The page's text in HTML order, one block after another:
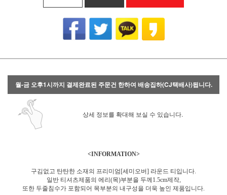
월-금 오후1시까지 결제완료된 주문건 한하여 배송집하(CJ택배사)됩니다.
상세 정보를 확대해 보실 수 있습니다.
<INFORMATION>
구김없고 탄탄한 소재의 프리미엄[세미오버] 라운드 티입니다.
일반 티셔츠제품의 에리(목)부분을 두께1.5cm제작,
또한 두줄침수가 포함되어 목부분의 내구성을 더욱 높인 제품입니다.